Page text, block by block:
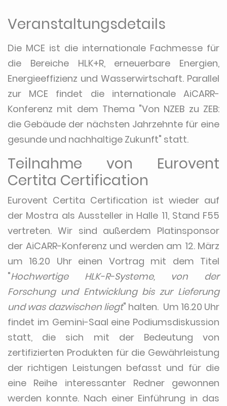
Veranstaltungsdetails
Die MCE ist die internationale Fachmesse für
die Bereiche HLK+R, erneuerbare Energien,
Energieeffizienz und Wasserwirtschaft. Parallel
zur MCE findet die internationale AiCARR-
Konferenz mit dem Thema "Von NZEB zu ZEB:
die Gebäude der nächsten Jahrzehnte für eine
gesunde und nachhaltige Zukunft" statt.
Teilnahme von Eurovent
Certita Certification
Eurovent Certita Certification ist wieder auf
der Mostra als Aussteller in Halle 11, Stand F55
vertreten. Wir sind außerdem Platinsponsor
der AiCARR-Konferenz und werden am 12. März
um 16.20 Uhr einen Vortrag mit dem Titel
"Hochwertige HLK-R-Systeme, von der
Forschung und Entwicklung bis zur Lieferung
und was dazwischen liegt" halten. Um 16.20 Uhr
findet im Gemini-Saal eine Podiumsdiskussion
statt, die sich mit der Bedeutung von
zertifizierten Produkten für die Gewährleistung
der richtigen Leistungen befasst und für die
eine Reihe interessanter Redner gewonnen
werden konnte. Nach einer Einführung in das